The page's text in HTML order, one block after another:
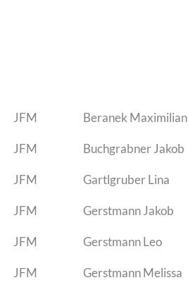
JFM Beranek Maximilian
JFM Buchgrabner Jakob
JFM Gartlgruber Lina
JFM Gerstmann Jakob
JFM Gerstmann Leo
JFM Gerstmann Melissa